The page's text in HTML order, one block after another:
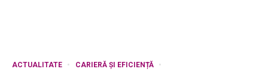
ACTUALITATE
CARIERĂ ȘI EFICIENȚĂ